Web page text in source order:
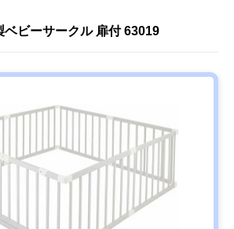
ビーサークル 扉付 63019